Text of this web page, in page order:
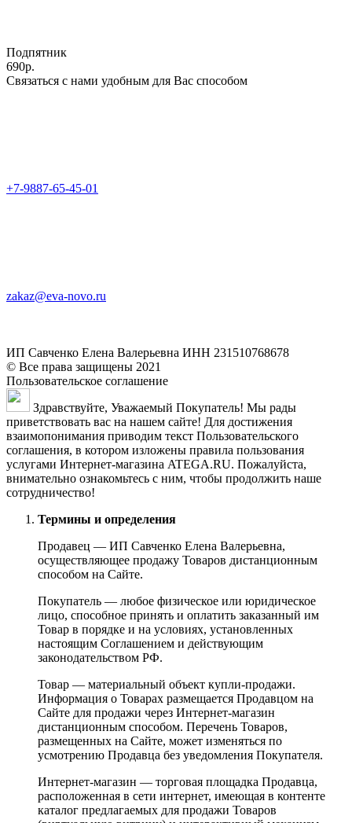
Подпятник
690р.
Связаться с нами удобным для Вас способом
+7-9887-65-45-01
zakaz@eva-novo.ru
ИП Савченко Елена Валерьевна ИНН 231510768678
© Все права защищены 2021
Пользовательское соглашение
Здравствуйте, Уважаемый Покупатель! Мы рады
приветствовать вас на нашем сайте! Для достижения
взаимопонимания приводим текст Пользовательского
соглашения, в котором изложены правила пользования
услугами Интернет-магазина ATEGA.RU. Пожалуйста,
внимательно ознакомьтесь с ним, чтобы продолжить наше
сотрудничество!
Термины и определения
Продавец — ИП Савченко Елена Валерьевна,
осуществляющее продажу Товаров дистанционным
способом на Сайте.
Покупатель — любое физическое или юридическое
лицо, способное принять и оплатить заказанный им
Товар в порядке и на условиях, установленных
настоящим Соглашением и действующим
законодательством РФ.
Товар — материальный объект купли-продажи.
Информация о Товарах размещается Продавцом на
Сайте для продажи через Интернет-магазин
дистанционным способом. Перечень Товаров,
размещенных на Сайте, может изменяться по
усмотрению Продавца без уведомления Покупателя.
Интернет-магазин — торговая площадка Продавца,
расположенная в сети интернет, имеющая в контенте
каталог предлагаемых для продажи Товаров